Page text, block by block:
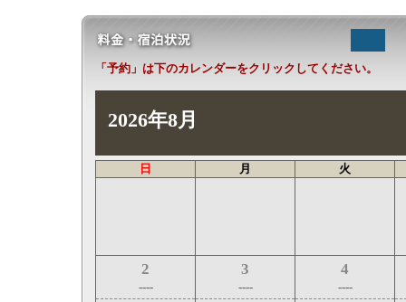
「予約」は下のカレンダーをクリックしてください。
2026年8月
日 月 火
2
----
3
----
4
----